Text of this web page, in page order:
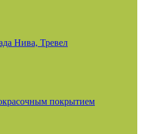
Нива, Тревел
покрытием